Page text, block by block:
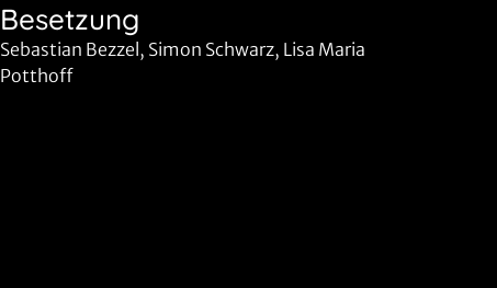
Besetzung
Sebastian Bezzel, Simon Schwarz, Lisa Maria
Potthoff